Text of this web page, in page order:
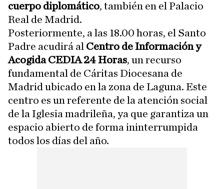
cuerpo diplomático, también en el Palacio
Real de Madrid.
Posteriormente, a las 18.00 horas, el Santo
Padre acudirá al Centro de Información y
Acogida CEDIA 24 Horas, un recurso
fundamental de Cáritas Diocesana de
Madrid ubicado en la zona de Laguna. Este
centro es un referente de la atención social
de la Iglesia madrileña, ya que garantiza un
espacio abierto de forma ininterrumpida
todos los días del año.